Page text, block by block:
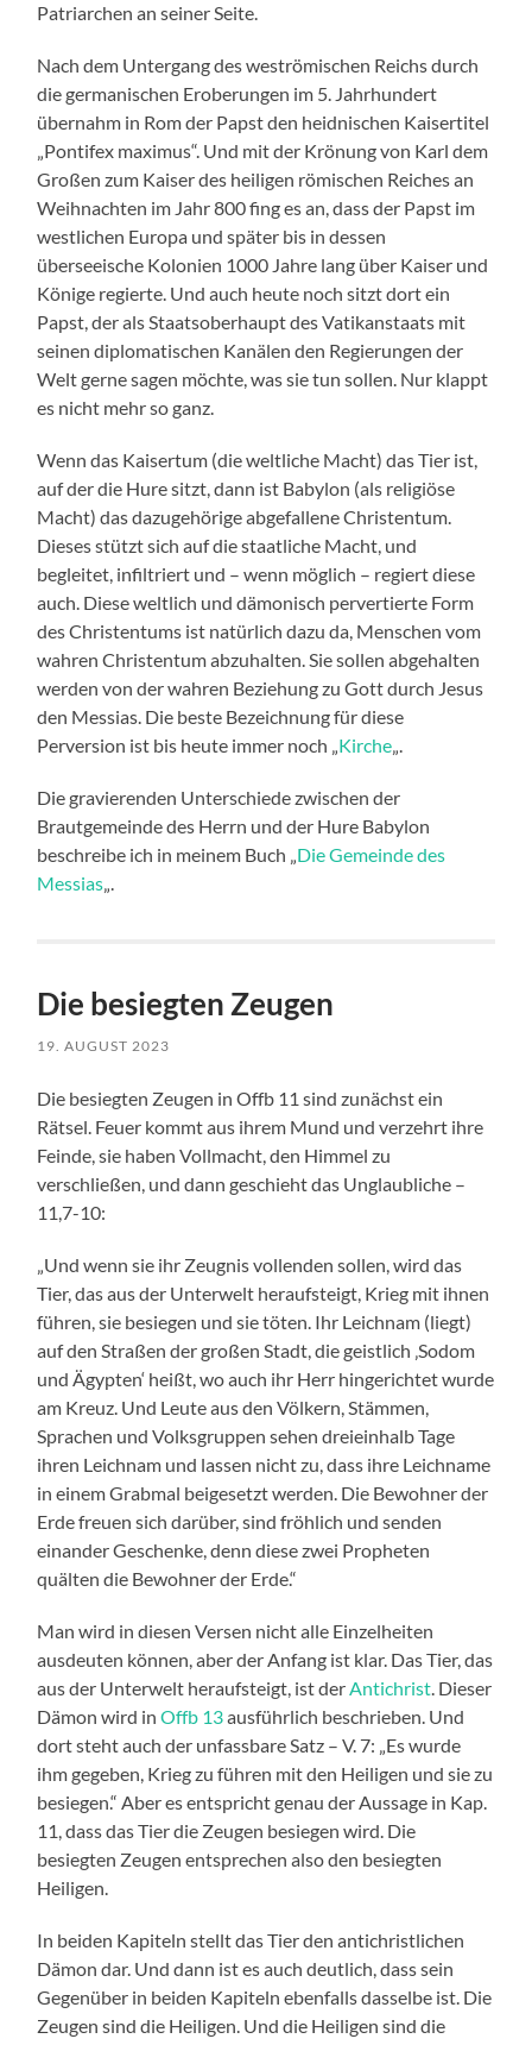
Patriarchen an seiner Seite.
Nach dem Untergang des weströmischen Reichs durch
die germanischen Eroberungen im 5. Jahrhundert
übernahm in Rom der Papst den heidnischen Kaisertitel
„Pontifex maximus“. Und mit der Krönung von Karl dem
Großen zum Kaiser des heiligen römischen Reiches an
Weihnachten im Jahr 800 fing es an, dass der Papst im
westlichen Europa und später bis in dessen
überseeische Kolonien 1000 Jahre lang über Kaiser und
Könige regierte. Und auch heute noch sitzt dort ein
Papst, der als Staatsoberhaupt des Vatikanstaats mit
seinen diplomatischen Kanälen den Regierungen der
Welt gerne sagen möchte, was sie tun sollen. Nur klappt
es nicht mehr so ganz.
Wenn das Kaisertum (die weltliche Macht) das Tier ist,
auf der die Hure sitzt, dann ist Babylon (als religiöse
Macht) das dazugehörige abgefallene Christentum.
Dieses stützt sich auf die staatliche Macht, und
begleitet, infiltriert und – wenn möglich – regiert diese
auch. Diese weltlich und dämonisch pervertierte Form
des Christentums ist natürlich dazu da, Menschen vom
wahren Christentum abzuhalten. Sie sollen abgehalten
werden von der wahren Beziehung zu Gott durch Jesus
den Messias. Die beste Bezeichnung für diese
Perversion ist bis heute immer noch „Kirche„.
Die gravierenden Unterschiede zwischen der
Brautgemeinde des Herrn und der Hure Babylon
beschreibe ich in meinem Buch „Die Gemeinde des
Messias„.
Die besiegten Zeugen
19. AUGUST 2023
Die besiegten Zeugen in Offb 11 sind zunächst ein
Rätsel. Feuer kommt aus ihrem Mund und verzehrt ihre
Feinde, sie haben Vollmacht, den Himmel zu
verschließen, und dann geschieht das Unglaubliche –
11,7-10:
„Und wenn sie ihr Zeugnis vollenden sollen, wird das
Tier, das aus der Unterwelt heraufsteigt, Krieg mit ihnen
führen, sie besiegen und sie töten. Ihr Leichnam (liegt)
auf den Straßen der großen Stadt, die geistlich ‚Sodom
und Ägypten‘ heißt, wo auch ihr Herr hingerichtet wurde
am Kreuz. Und Leute aus den Völkern, Stämmen,
Sprachen und Volksgruppen sehen dreieinhalb Tage
ihren Leichnam und lassen nicht zu, dass ihre Leichname
in einem Grabmal beigesetzt werden. Die Bewohner der
Erde freuen sich darüber, sind fröhlich und senden
einander Geschenke, denn diese zwei Propheten
quälten die Bewohner der Erde.“
Man wird in diesen Versen nicht alle Einzelheiten
ausdeuten können, aber der Anfang ist klar. Das Tier, das
aus der Unterwelt heraufsteigt, ist derAntichrist. Dieser
Dämon wird inOffb 13ausführlich beschrieben. Und
dort steht auch der unfassbare Satz – V. 7: „Es wurde
ihm gegeben, Krieg zu führen mit den Heiligen und sie zu
besiegen.“ Aber es entspricht genau der Aussage in Kap.
11, dass das Tier die Zeugen besiegen wird. Die
besiegten Zeugen entsprechen also den besiegten
Heiligen.
In beiden Kapiteln stellt das Tier den antichristlichen
Dämon dar. Und dann ist es auch deutlich, dass sein
Gegenüber in beiden Kapiteln ebenfalls dasselbe ist. Die
Zeugen sind die Heiligen. Und die Heiligen sind die